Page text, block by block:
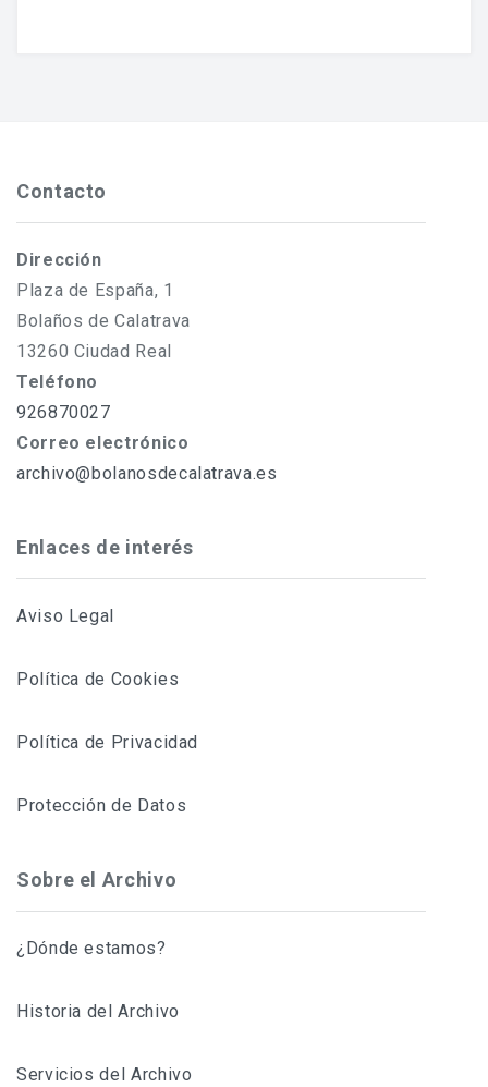
Contacto
Dirección
Plaza de España, 1
Bolaños de Calatrava
13260 Ciudad Real
Teléfono
926870027
Correo electrónico
archivo@bolanosdecalatrava.es
Enlaces de interés
Aviso Legal
Política de Cookies
Política de Privacidad
Protección de Datos
Sobre el Archivo
¿Dónde estamos?
Historia del Archivo
Servicios del Archivo